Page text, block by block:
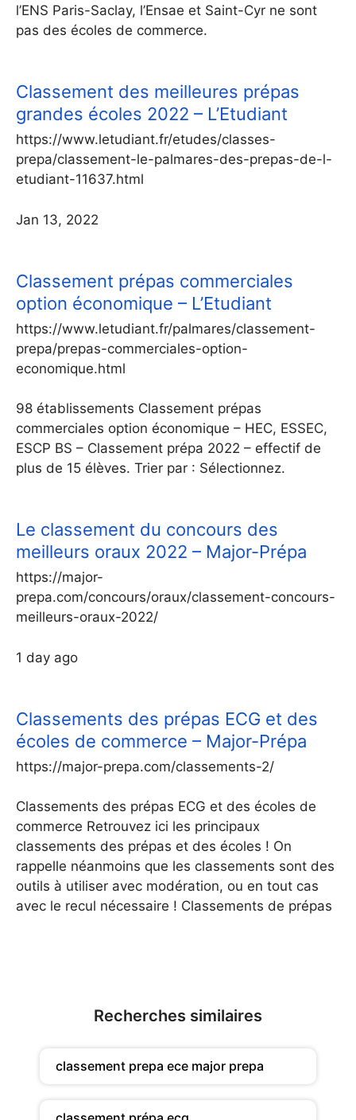
l’ENS Paris-Saclay, l’Ensae et Saint-Cyr ne sont
pas des écoles de commerce.
Classement des meilleures prépas
grandes écoles 2022 – L’Etudiant
https://www.letudiant.fr/etudes/classes-
prepa/classement-le-palmares-des-prepas-de-l-
etudiant-11637.html
Jan 13, 2022
Classement prépas commerciales
option économique – L’Etudiant
https://www.letudiant.fr/palmares/classement-
prepa/prepas-commerciales-option-
economique.html
98 établissements Classement prépas
commerciales option économique – HEC, ESSEC,
ESCP BS – Classement prépa 2022 – effectif de
plus de 15 élèves. Trier par : Sélectionnez.
Le classement du concours des
meilleurs oraux 2022 – Major-Prépa
https://major-
prepa.com/concours/oraux/classement-concours-
meilleurs-oraux-2022/
1 day ago
Classements des prépas ECG et des
écoles de commerce – Major-Prépa
https://major-prepa.com/classements-2/
Classements des prépas ECG et des écoles de
commerce Retrouvez ici les principaux
classements des prépas et des écoles ! On
rappelle néanmoins que les classements sont des
outils à utiliser avec modération, ou en tout cas
avec le recul nécessaire ! Classements de prépas
Recherches similaires
classement prepa ece major prepa